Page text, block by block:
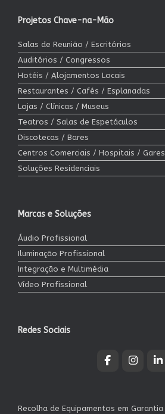
Projetos Chave-na-Mão
Salas de Reunião / Escritórios
Auditórios / Congressos
Hotéis / Alojamentos Locais
Restaurantes / Cafés / Esplanadas
Lojas / Clínicas / Museus
Teatros / Salas de Espetáculos
Discotecas / Bares
Centros Comerciais / Hospitais / Gares
Soluções Residenciais
Marcas e Soluções
Áudio Profissional
Iluminação Profissional
Integração e Multimédia
Vídeo Profissional
Redes Sociais
Recolha de Equipamentos em Garantia